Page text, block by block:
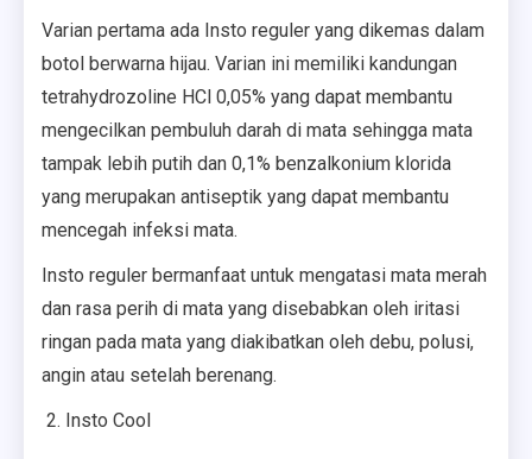
Varian pertama ada Insto reguler yang dikemas dalam
botol berwarna hijau. Varian ini memiliki kandungan
tetrahydrozoline HCl 0,05% yang dapat membantu
mengecilkan pembuluh darah di mata sehingga mata
tampak lebih putih dan 0,1% benzalkonium klorida
yang merupakan antiseptik yang dapat membantu
mencegah infeksi mata.
Insto reguler bermanfaat untuk mengatasi mata merah
dan rasa perih di mata yang disebabkan oleh iritasi
ringan pada mata yang diakibatkan oleh debu, polusi,
angin atau setelah berenang.
Insto Cool